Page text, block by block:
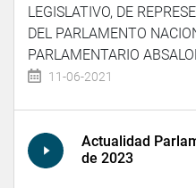
LEGISLATIVO, DE
DEL PARLAMENTO
PARLAMENTARIO
11-06-2021
Actualidad
de 2023